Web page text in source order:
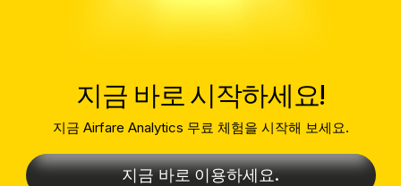
지금 바로 시작하세요!
지금 Airfare Analytics 무료 체험을 시작해 보세요.
지금 바로 이용하세요.